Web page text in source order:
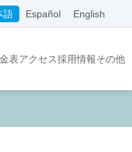
語 Español English
表アクセス採用情報その他